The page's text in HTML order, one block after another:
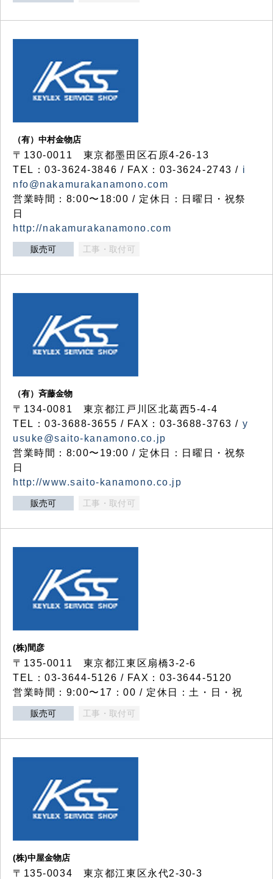
（有）中村金物店
〒130-0011 東京都墨田区石原4-26-13
TEL：03-3624-3846 / FAX：03-3624-2743 / i
nfo@nakamurakanamono.com
営業時間：8:00〜18:00 / 定休日：日曜日・祝祭
日
http://nakamurakanamono.com
販売可 工事・取付可
（有）斉藤金物
〒134-0081 東京都江戸川区北葛西5-4-4
TEL：03-3688-3655 / FAX：03-3688-3763 / y
usuke@saito-kanamono.co.jp
営業時間：8:00〜19:00 / 定休日：日曜日・祝祭
日
http://www.saito-kanamono.co.jp
販売可 工事・取付可
(株)間彦
〒135-0011 東京都江東区扇橋3-2-6
TEL：03-3644-5126 / FAX：03-3644-5120
営業時間：9:00〜17：00 / 定休日：土・日・祝
販売可 工事・取付可
(株)中屋金物店
〒135-0034 東京都江東区永代2-30-3